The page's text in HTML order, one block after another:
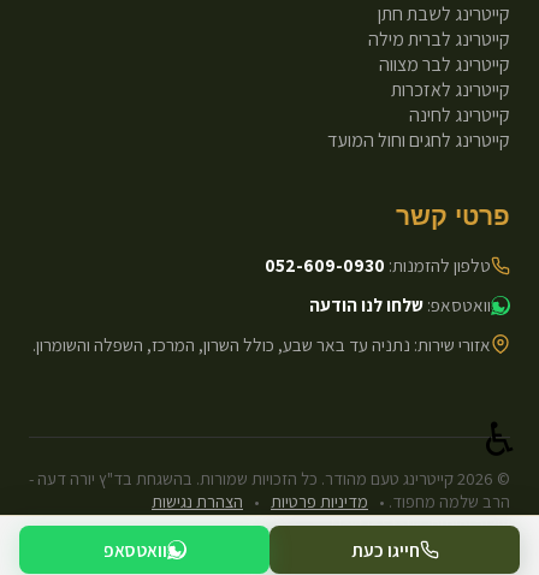
קייטרינג לשבת חתן
קייטרינג לברית מילה
קייטרינג לבר מצווה
קייטרינג לאזכרות
קייטרינג לחינה
קייטרינג לחגים וחול המועד
פרטי קשר
טלפון להזמנות: 052-609-0930
וואטסאפ: שלחו לנו הודעה
אזורי שירות: נתניה עד באר שבע, כולל השרון, המרכז, השפלה והשומרון.
©
2026קייטרינג טעם מהודר. כל הזכויות שמורות. בהשגחת בד"ץ יורה דעה -
הרב שלמה מחפוד. • מדיניות פרטיות • הצהרת נגישות
עיצוב ופיתוח: Next.js Static.
חייגו כעת וואטסאפ
♿